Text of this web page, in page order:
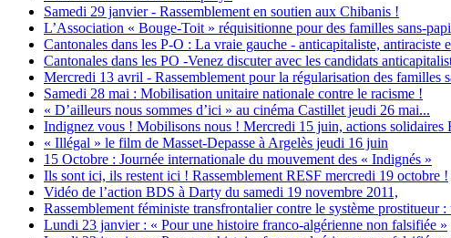
Samedi 29 janvier - Rassemblement en soutien aux Chibanis !
L’Association « Bouge-Toit » réquisitionne pour des familles sans-
Cantonales dans les P-O : La vraie gauche - anticapitaliste, antiraciste
Cantonales dans les PO -Venez discuter avec les candidats
Mercredi 13 avril - Rassemblement pour la régularisation des familles
Samedi 28 mai : Mobilisation unitaire nationale contre le racisme !
« D’ailleurs nous sommes d’ici » au cinéma Castillet jeudi 26 mai...
Indignez vous ! Mobilisons nous ! Mercredi 15 juin, actions solidaires
« Illégal » le film de Masset-Depasse à Argelès jeudi 16 juin
15 Octobre : Journée internationale du mouvement des « Indignés »
Ils sont ici, ils restent ici ! Rassemblement RESF mercredi 19 octobre !
Vidéo de l’action BDS à Darty du samedi 19 novembre 2011,
Rassemblement féministe transfrontalier contre le système prostitueur :
Lundi 23 janvier : « Pour une histoire franco-algérienne non falsifiée »